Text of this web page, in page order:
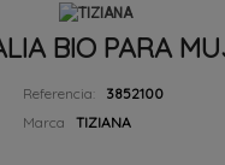
BIO PARA
Referencia:
3852100
Marca
TIZIANA